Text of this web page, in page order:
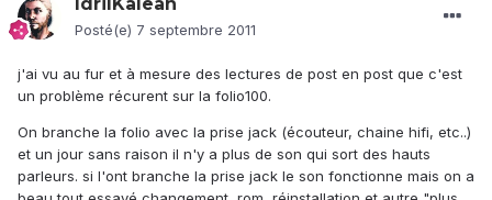
IdrilKalean
Posté(e) 7 septembre 2011
j'ai vu au fur et à mesure des lectures de post en post que c'est
un problème récurent sur la folio100.
On branche la folio avec la prise jack (écouteur, chaine hifi, etc..)
et un jour sans raison il n'y a plus de son qui sort des hauts
parleurs. si l'ont branche la prise jack le son fonctionne mais on a